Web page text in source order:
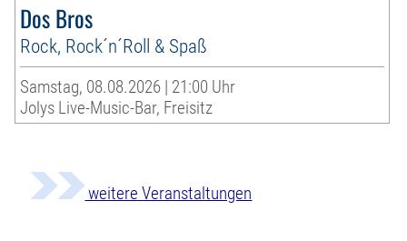
Dos Bros
Rock, Rock´n´Roll & Spaß
Samstag, 08.08.2026 | 21:00 Uhr
Jolys Live-Music-Bar, Freisitz
weitere Veranstaltungen